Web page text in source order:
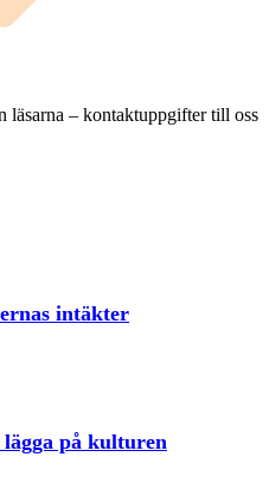
läsarna – kontaktuppgifter till oss
intäkter
på kulturen